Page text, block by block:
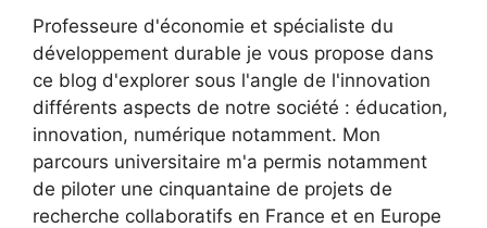
Professeure d'économie et spécialiste du
développement durable je vous propose dans
ce blog d'explorer sous l'angle de l'innovation
différents aspects de notre société : éducation,
innovation, numérique notamment. Mon
parcours universitaire m'a permis notamment
de piloter une cinquantaine de projets de
recherche collaboratifs en France et en Europe